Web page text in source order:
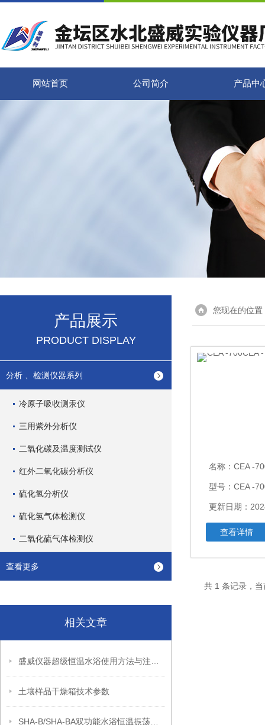
网站首页 公司简介 产品中
产品展示
PRODUCT DISPLAY
分析 、检测仪器系列
冷原子吸收测汞仪
三用紫外分析仪
二氧化碳及温度测试仪
红外二氧化碳分析仪
硫化氢分析仪
硫化氢气体检测仪
二氧化硫气体检测仪
查看更多
相关文章
土壤样品干燥箱技术参数
您现在的位置
名称： CEA -
型号：CEA -
更新日期：
查看详情
共 1 条记录，